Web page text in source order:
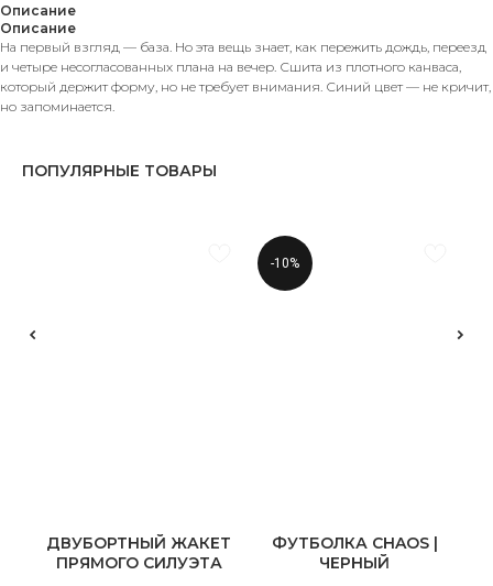
Описание
Описание
На первый взгляд — база. Но эта вещь знает, как пережить дождь, переезд
и четыре несогласованных плана на вечер. Сшита из плотного канваса,
который держит форму, но не требует внимания. Синий цвет — не кричит,
но запоминается.
ПОПУЛЯРНЫЕ ТОВАРЫ
ДВУБОРТНЫЙ ЖАКЕТ
ПРЯМОГО СИЛУЭТА
-10%
ФУТБОЛКА CHAOS |
ЧЕРНЫЙ